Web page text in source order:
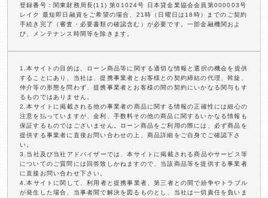
登録番号：関東財務局長(11) 第01024号 日本貸金業協会会員第000003号
レイク 最短即日融資をご希望の場合、21時（日曜日は18時）までのご契約
手続き完了（審査・必要書類の確認含む）が必要です。一部金融機関およ
び、メンテナンス時間等を除きます。
1.本サイトの目的は、ローン商品等に関する適切な情報と選択の機会を提供
することにあり、当社は、提携事業者とお客様との契約締結の代理、斡旋、
仲介等の形態を問わず、提携事業者とお客様の間の契約にいかなる関与もす
るものではありません。
2.本サイトに掲載される他の事業者の商品に関する情報の正確性には細心の
注意を払っていますが、金利、手数料その他の商品に関するいかなる情報も
保証するものではございません。ローン商品をご利用の際には、必ず商品を
提供する事業者に直接お問い合わせの上、商品詳細をご自身でご確認下さ
い。
3.当社及び当社アドバイザーでは、本サイトに掲載される商品やサービス等
についてのご質問には回答致しかねますので、当該商品等を提供する事業者
に直接お問い合わせ下さい。
4.本サイトに関して、利用者と提携事業者、第三者との間で紛争やトラブル
が発生した場合、当事者間で解決を図るものとし、当社は一切責任を負いま